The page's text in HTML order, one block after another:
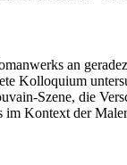
an
Kolloquium
Szene, die
Kontext der